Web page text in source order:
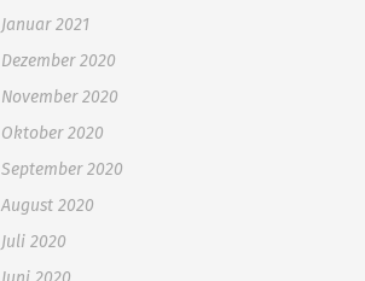
Januar 2021
Dezember 2020
November 2020
Oktober 2020
September 2020
August 2020
Juli 2020